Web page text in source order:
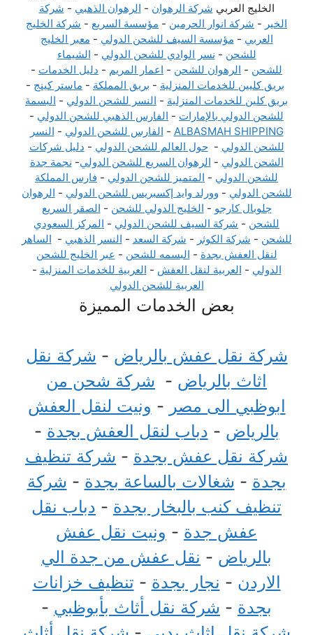
الخليج العربي شركة الرهوان - الرهوان الذهبي - شركة
الخير - شركة انوار الحرمين - مؤسسة السريع - شركة الخليج
العربي - مؤسسة السيف للشحن الدولي - معبر الخليج
للشحن - نسر الوادي للشحن الدولي - الشيماء
للشحن - الرهوان للشحن - اعمار المريم - دليل الخدمات -
بريق كليين للخدمات المنزلية - بريق المملكة - ماستر كينج -
بريق كلين للخدمات المنزلية - النسر للشحن الدولي - البسمة
للشحن الدولي بالإمارات - الفارس الذهبي للشحن الدولي -
ALBASMAH SHIPPING
- الفارس للشحن الدولي - النسر
للشحن الدولي -حول العالم للشحن الدولي - دليل شركات
الشحن الدولي - الرهوان السريع للشحن الدولي- نجمة جدة
للشحن الدولي - المتميز للشحن الدولي - فارس المملكة
للشحن الدولي - وورلد وايد إكسبريس للشحن الدولي - الرهوان
جلوبال كارجو - الخليج الدولي للشحن - الصقر السريع
للشحن - شركة السيف للشحن الدولي - المركز السعودي
للشحن - شركة الكوثر - شركة السعد - النسر الذهبي - الساهر
لنقل العفش بجدة - البسمه للشحن - عبر الخليج للشحن
الدولي - العربية لنقل العفش - العربية للخدمات المنزلية -
العربية للشحن الدولي
بعض الخدمات المميزة
شركة نقل عفش بالرياض - شركة نقل
اثاث بالرياض - شركة شحن من
ابوظبي الى مصر - ونيت لنقل العفش
بالرياض - دباب لنقل العفش بجدة -
شركة نقل عفش بجدة - شركة تنظيف
بجدة - شغالات بالساعة بجدة - شركة
تنظيف كنب بالبخار بجدة - دباب نقل
عفش جدة - ونيت نقل عفش
بالرياض - نقل عفش من جدة الي
الاردن - نجار بجدة - تنظيف خزانات
بجدة - شركة نقل أثاث بأبوظبي -